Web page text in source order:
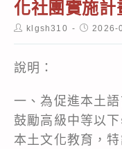
化社團實施計
Postklgsh310
Post2026-
說明：
一、為促進本土
鼓勵高級中等以
本土文化教育，